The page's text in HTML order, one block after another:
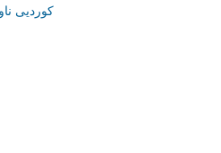
کوردیی